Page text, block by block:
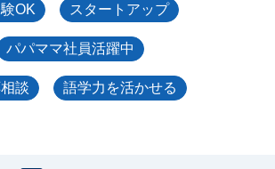
OK スタートアップ
パパママ社員活躍中
談 語学力を活かせる